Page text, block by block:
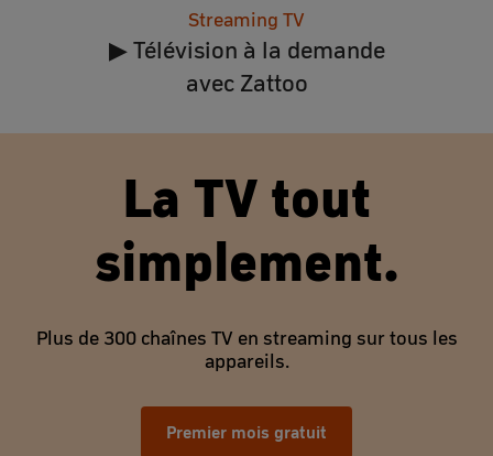
Streaming TV
▶ Télévision à la demande
avec Zattoo
La TV tout
simplement.
Plus de 300 chaînes TV en streaming sur tous les
appareils.
Premier mois gratuit